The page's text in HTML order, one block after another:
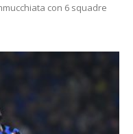
con 6 squadre